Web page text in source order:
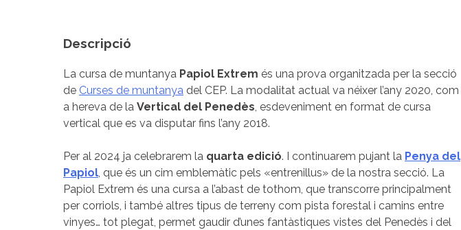
Descripció
La cursa de muntanya Papiol Extrem és una prova organitzada per la secció
de Curses de muntanya del CEP. La modalitat actual va néixer l’any 2020, com
a hereva de la Vertical del Penedès, esdeveniment en format de cursa
vertical que es va disputar fins l’any 2018.
Per al 2024 ja celebrarem la quarta edició. I continuarem pujant la Penya del
Papiol, que és un cim emblemàtic pels «entrenillus» de la nostra secció. La
Papiol Extrem és una cursa a l’abast de tothom, que transcorre principalment
per corriols, i també altres tipus de terreny com pista forestal i camins entre
vinyes… tot plegat, permet gaudir d’unes fantàstiques vistes del Penedès i del